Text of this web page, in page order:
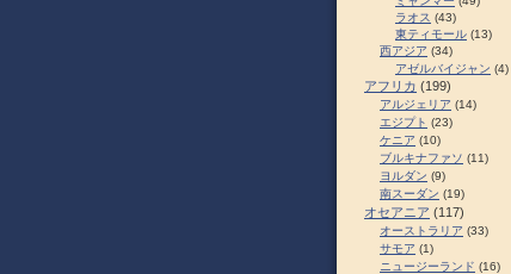
ラオス (43)
東ティモール (13)
西アジア (34)
アゼルバイジャン (4)
アフリカ (199)
アルジェリア (14)
エジプト (23)
ケニア (10)
ブルキナファソ (11)
ヨルダン (9)
南スーダン (19)
オセアニア (117)
オーストラリア (33)
サモア (1)
ニュージーランド (16)